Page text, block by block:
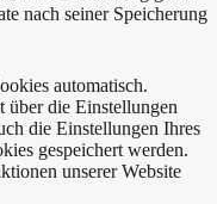
nach seiner Speicherung
automatisch.
über die Einstellungen
die Einstellungen Ihres
gespeichert werden.
unserer Website